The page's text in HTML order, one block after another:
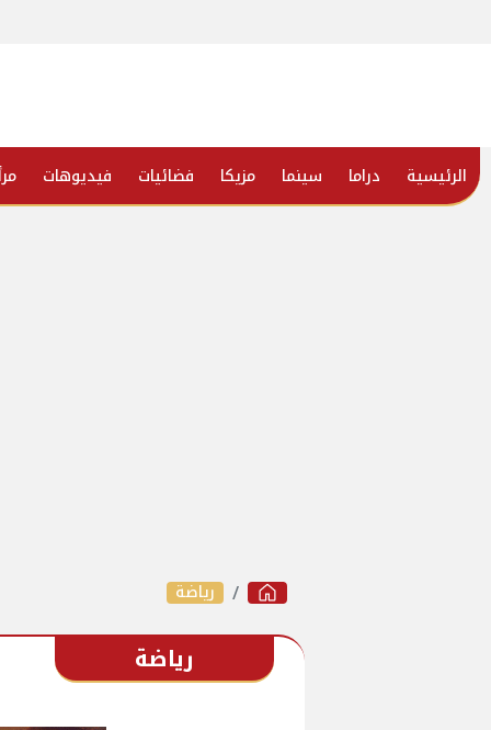
الرئيسية دراما سينما مزيكا فضائيات فيديوهات
رياضة
رياضة